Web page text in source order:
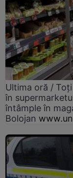
Ultima oră /
în
întâmple în
Bolojan